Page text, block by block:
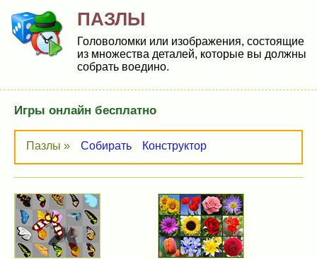
ПАЗЛЫ
Головоломки или изображения, состоящие
из множества деталей, которые вы должны
собрать воедино.
Игры онлайн бесплатно
Пазлы » Собирать Конструктор